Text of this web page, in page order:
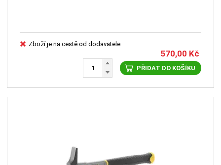
Zboží je na cestě od dodavatele
570,00 Kč
PŘIDAT DO KOŠÍKU